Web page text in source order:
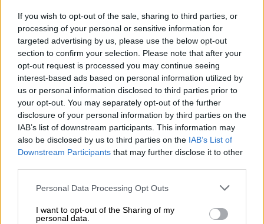
If you wish to opt-out of the sale, sharing to third parties, or
processing of your personal or sensitive information for
targeted advertising by us, please use the below opt-out
section to confirm your selection. Please note that after your
opt-out request is processed you may continue seeing
interest-based ads based on personal information utilized by
us or personal information disclosed to third parties prior to
your opt-out. You may separately opt-out of the further
disclosure of your personal information by third parties on the
IAB’s list of downstream participants. This information may
also be disclosed by us to third parties on the IAB’s List of
Downstream Participants that may further disclose it to other
Please note that this website/app uses one or more Google
not limited to your visit or usage behaviour. You may click to
Personal Data Processing Opt Outs
I want to opt-out of the Sharing of my
personal data.
Τι εξετάζεται για το θαλάσσιο drone
Σύμφωνα με το STAR, τα σενάρια που
εξετάζονται, το drone ενδέχεται να είχε
στόχο ρωσική νηοπομπή που κινείτο νότια
της Μάλτας στις αρχές Μαΐου, ωστόσο για
άγνωστο λόγο «χάθηκε ο έλεγχος» του
σκάφους. Οι ελληνικές Αρχές, όπως
αναφέρεται, «χτενίζουν» πλέον μεγάλες
περιοχές του Ιονίου, καθώς δεν αποκλείεται
να υπάρχουν και άλλα drone εκτός ελέγχου.